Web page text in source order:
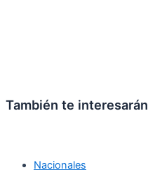
También te interesarán
Nacionales